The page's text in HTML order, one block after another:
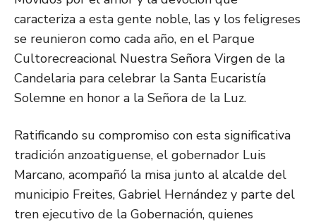
caracteriza a esta gente noble, las y los feligreses
se reunieron como cada año, en el Parque
Cultorecreacional Nuestra Señora Virgen de la
Candelaria para celebrar la Santa Eucaristía
Solemne en honor a la Señora de la Luz.
Ratificando su compromiso con esta significativa
tradición anzoatiguense, el gobernador Luis
Marcano, acompañó la misa junto al alcalde del
municipio Freites, Gabriel Hernández y parte del
tren ejecutivo de la Gobernación, quienes